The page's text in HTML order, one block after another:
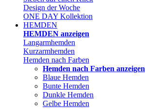
Design der Woche
ONE DAY Kollektion
HEMDEN
HEMDEN anzeigen
Langarmhemden
Kurzarmhemden
Hemden nach Farben
Hemden nach Farben anzeigen
Blaue Hemden
Bunte Hemden
Dunkle Hemden
Gelbe Hemden